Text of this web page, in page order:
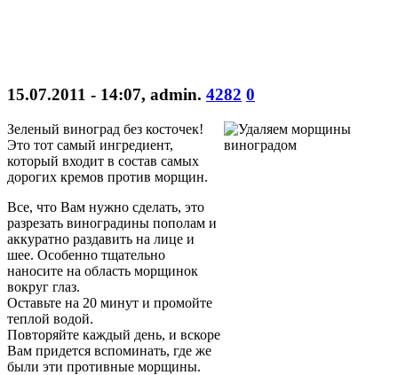
15.07.2011 - 14:07, admin. 4282 0
Зеленый виноград без косточек!
Это тот самый ингредиент,
который входит в состав самых
дорогих кремов против морщин.
Все, что Вам нужно сделать, это
разрезать виноградины пополам и
аккуратно раздавить на лице и
шее. Особенно тщательно
наносите на область морщинок
вокруг глаз.
Оставьте на 20 минут и промойте
теплой водой.
Повторяйте каждый день, и вскоре
Вам придется вспоминать, где же
были эти противные морщины.